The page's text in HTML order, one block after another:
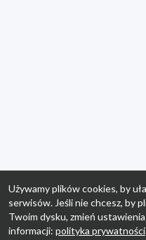
Używamy plików cookies, by
serwisów. Jeśli nie chcesz, by
Twoim dysku, zmień
informacji: polityka prywatności